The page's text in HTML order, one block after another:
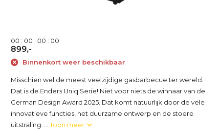
00 : 00 : 00 : 00
899,-
Binnenkort weer beschikbaar
Misschien wel de meest veelzijdige gasbarbecue ter wereld.
Dat is de Enders Uniq Serie! Niet voor niets de winnaar van de
German Design Award 2025. Dat komt natuurlijk door de vele
innovatieve functies, het duurzame ontwerp en de stoere
uitstraling. ...Toon meer